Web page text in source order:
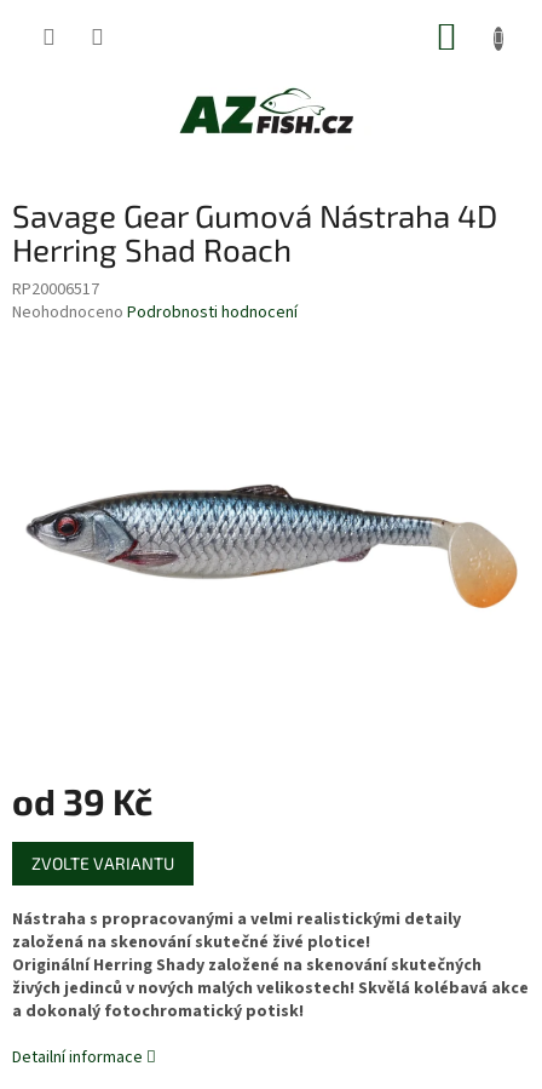
Savage Gear Gumová Nástraha 4D
Herring Shad Roach
RP20006517
Průměrné
Neohodnoceno Podrobnosti hodnocení
od 39 Kč
Měrná
cena:
ZVOLTE VARIANTU
Nástraha s propracovanými a velmi realistickými detaily
založená na skenování skutečné živé plotice!
Originální Herring Shady založené na skenování skutečných
živých jedinců v nových malých velikostech! Skvělá kolébavá akce
a dokonalý fotochromatický potisk!
Detailní informace